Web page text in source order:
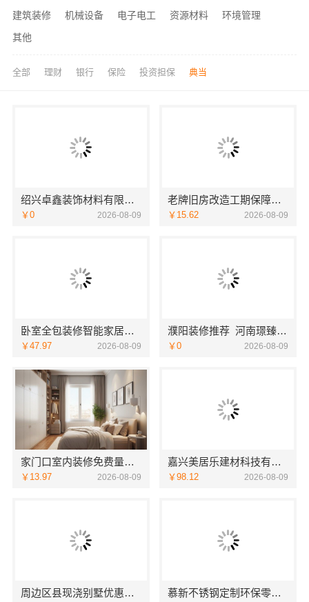
建筑装修
机械设备 电子电工 资源材料
环境管理
其他
全部 理财 银行 保险 投资担保 典当
绍兴卓鑫装饰材料有限公司城区个性化家装免费上门量房
￥0 2026-08-09
老牌旧房改造工期保障小户型，浙江臻美新型建材有限公司
￥15.62 2026-08-09
卧室全包装修智能家居选中蓝建投武功分公司省心
￥47.97 2026-08-09
濮阳装修推荐_河南璟臻环保建材有限公司本地专业团队
￥0 2026-08-09
家门口室内装修免费量房，浙江宜美嘉服务到家
￥13.97 2026-08-09
嘉兴美居乐建材科技有限公司，新房装修空间规划案例
￥98.12 2026-08-09
周边区县现浇别墅优惠活动环保材料-重庆御墅建筑材料有限公司 慕新不锈钢定制环保零甲醛